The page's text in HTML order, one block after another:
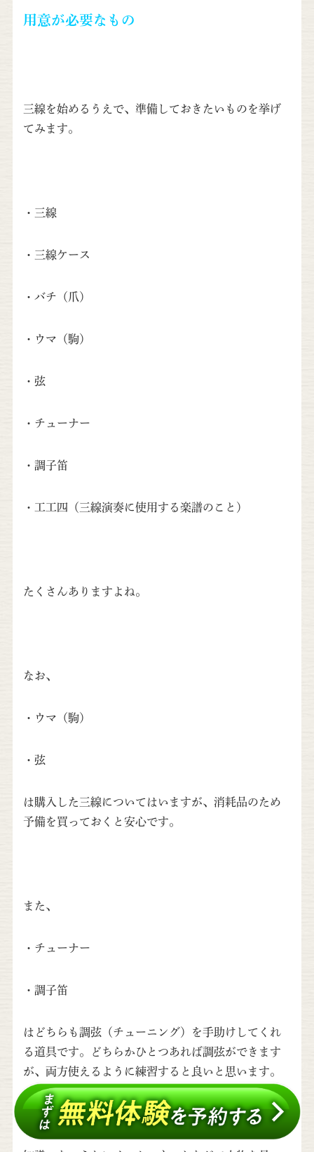
用意が必要なもの
三線を始めるうえで、準備しておきたいものを挙げ
てみます。
・三線
・三線ケース
・バチ（爪）
・ウマ（駒）
・弦
・チューナー
・調子笛
・工工四（三線演奏に使用する楽譜のこと）
たくさんありますよね。
なお、
・ウマ（駒）
・弦
は購入した三線についてはいますが、消耗品のため
予備を買っておくと安心です。
また、
・チューナー
・調子笛
はどちらも調弦（チューニング）を手助けしてくれ
る道具です。どちらかひとつあれば調弦ができます
が、両方使えるように練習すると良いと思います。